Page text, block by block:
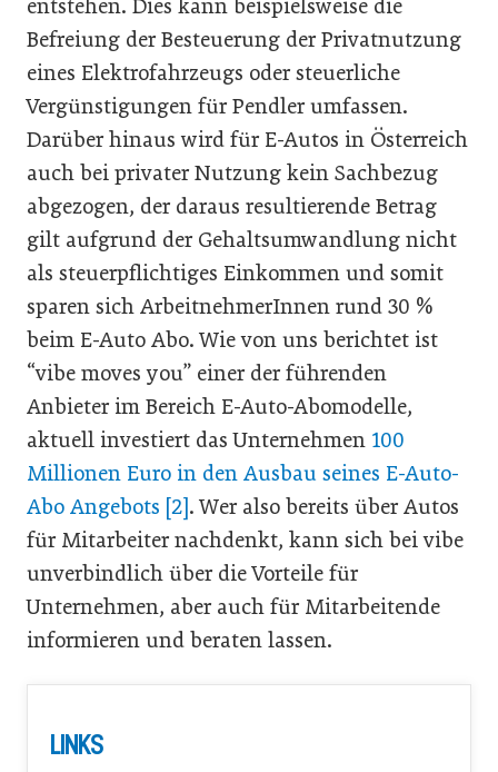
entstehen. Dies kann beispielsweise die
Befreiung der Besteuerung der Privatnutzung
eines Elektrofahrzeugs oder steuerliche
Vergünstigungen für Pendler umfassen.
Darüber hinaus wird für E-Autos in Österreich
auch bei privater Nutzung kein Sachbezug
abgezogen, der daraus resultierende Betrag
gilt aufgrund der Gehaltsumwandlung nicht
als steuerpflichtiges Einkommen und somit
sparen sich ArbeitnehmerInnen rund 30 %
beim E-Auto Abo. Wie von uns berichtet ist
“vibe moves you” einer der führenden
Anbieter im Bereich E-Auto-Abomodelle,
aktuell investiert das Unternehmen 100
Millionen Euro in den Ausbau seines E-Auto-
Abo Angebots [2]. Wer also bereits über Autos
für Mitarbeiter nachdenkt, kann sich bei vibe
unverbindlich über die Vorteile für
Unternehmen, aber auch für Mitarbeitende
informieren und beraten lassen.
LINKS